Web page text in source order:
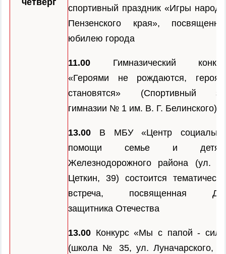
четверг
спортивный праздник «Игры
Пензенского края»,
юбилею города
11.00 Гимназический
«Героями не рождаются,
становятся» (Спортивный
гимназии № 1 им. В. Г. Белинского)
13.00 В МБУ «Центр
помощи семье и
Железнодорожного района (ул.
Цеткин, 39) состоится
встреча, посвященная
защитника Отечества
13.00 Конкурс «Мы с папой -
(школа № 35, ул. Луначарского,